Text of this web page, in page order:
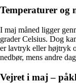
Temperaturer og
I maj måned ligger
grader Celsius. Dog
er lavtryk eller højtryk
nedbør, mens andre
Vejret i maj –